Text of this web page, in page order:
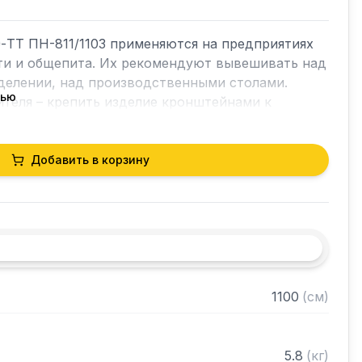
ПН-811/1103 применяются на предприятиях
и общепита. Их рекомендуют вывешивать над
над производственными столами.
– крепить изделие кронштейнами к
в виде стеллажа.
сталь AISI 304 толщиной 0,8 мм
через отверстие в столешнице
Добавить в корзину
1100 (см)
5.8 (кг)